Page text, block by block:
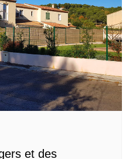
et des